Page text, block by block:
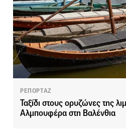
ΡΕΠΟΡΤΑΖ
Ταξίδι στους ορυζώνες της
Αλμπουφέρα στη Βαλένθια